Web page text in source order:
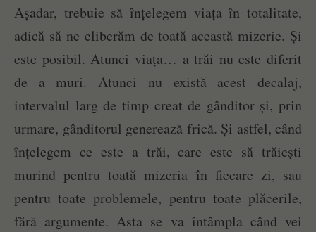
Așadar, trebuie să înțelegem viața în totalitate,
adică să ne eliberăm de toată această mizerie. Și
este posibil. Atunci viața… a trăi nu este diferit
de a muri. Atunci nu există acest decalaj,
intervalul larg de timp creat de gânditor și, prin
urmare, gânditorul generează frică. Și astfel, când
înțelegem ce este a trăi, care este să trăiești
murind pentru toată mizeria în fiecare zi, sau
pentru toate problemele, pentru toate plăcerile,
fără argumente. Asta se va întâmpla când vei